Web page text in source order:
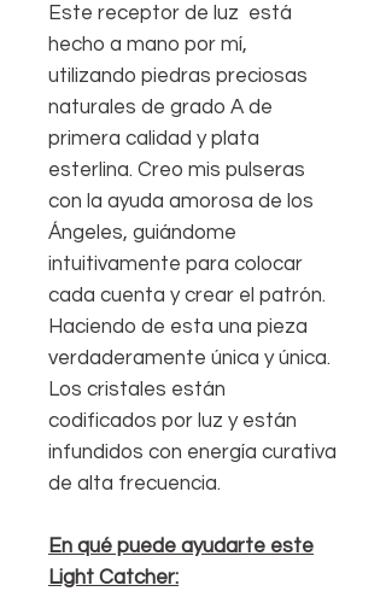
Este receptor de luz está
hecho a mano por mí,
utilizando piedras preciosas
naturales de grado A de
primera calidad y plata
esterlina. Creo mis pulseras
con la ayuda amorosa de los
Ángeles, guiándome
intuitivamente para colocar
cada cuenta y crear el patrón.
Haciendo de esta una pieza
verdaderamente única y única.
Los cristales están
codificados por luz y están
infundidos con energía curativa
de alta frecuencia.
En qué puede ayudarte este
Light Catcher: